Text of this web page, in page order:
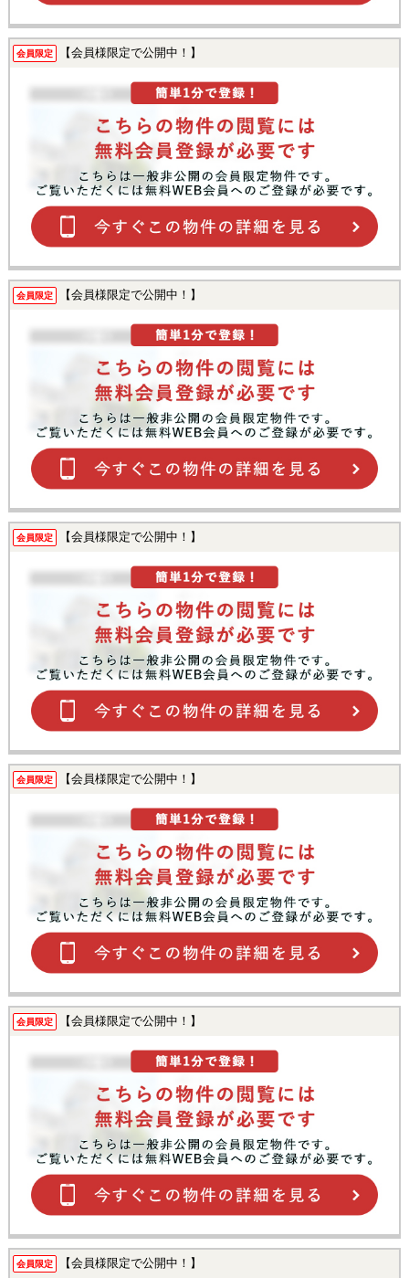
会員限定 【会員様限定で公開中！】
会員限定 【会員様限定で公開中！】
会員限定 【会員様限定で公開中！】
会員限定 【会員様限定で公開中！】
会員限定 【会員様限定で公開中！】
会員限定 【会員様限定で公開中！】